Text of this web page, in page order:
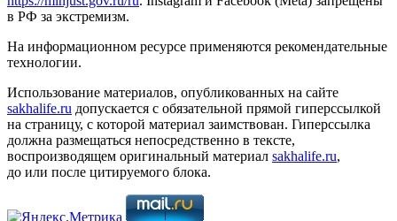
в РФ за экстремизм.
На информационном ресурсе применяются рекомендательные
технологии.
Использование материалов, опубликованных на сайте
sakhalife.ru допускается с обязательной прямой гиперссылкой
на страницу, с которой материал заимствован. Гиперссылка
должна размещаться непосредственно в тексте,
воспроизводящем оригинальный материал sakhalife.ru,
до или после цитируемого блока.